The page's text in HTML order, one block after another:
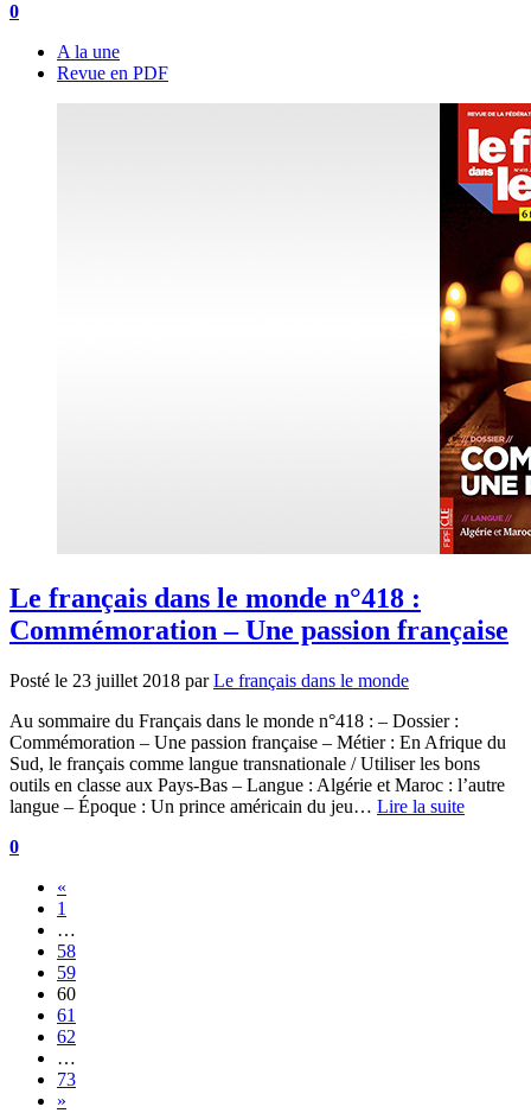
0
A la une
Revue en PDF
Le français dans le monde n°418 :
Commémoration – Une passion française
Posté le 23 juillet 2018 par Le français dans le monde
Au sommaire du Français dans le monde n°418 : – Dossier :
Commémoration – Une passion française – Métier : En Afrique du
Sud, le français comme langue transnationale / Utiliser les bons
outils en classe aux Pays-Bas – Langue : Algérie et Maroc : l’autre
langue – Époque : Un prince américain du jeu… Lire la suite
0
«
1
…
58
59
60
61
62
…
73
»